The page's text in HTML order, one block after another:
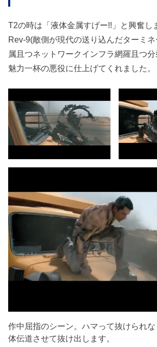
T2の時は「液体金属すげー!!」と興奮し
Rev-9(敵側が現代の送り込んだターミ
属且つネットワークインフラ網羅且つ
魅力一杯の悪役に仕上げてくれました。
作中屈指のシーン。ハマって抜けられ
体伝道させて抜け出します。